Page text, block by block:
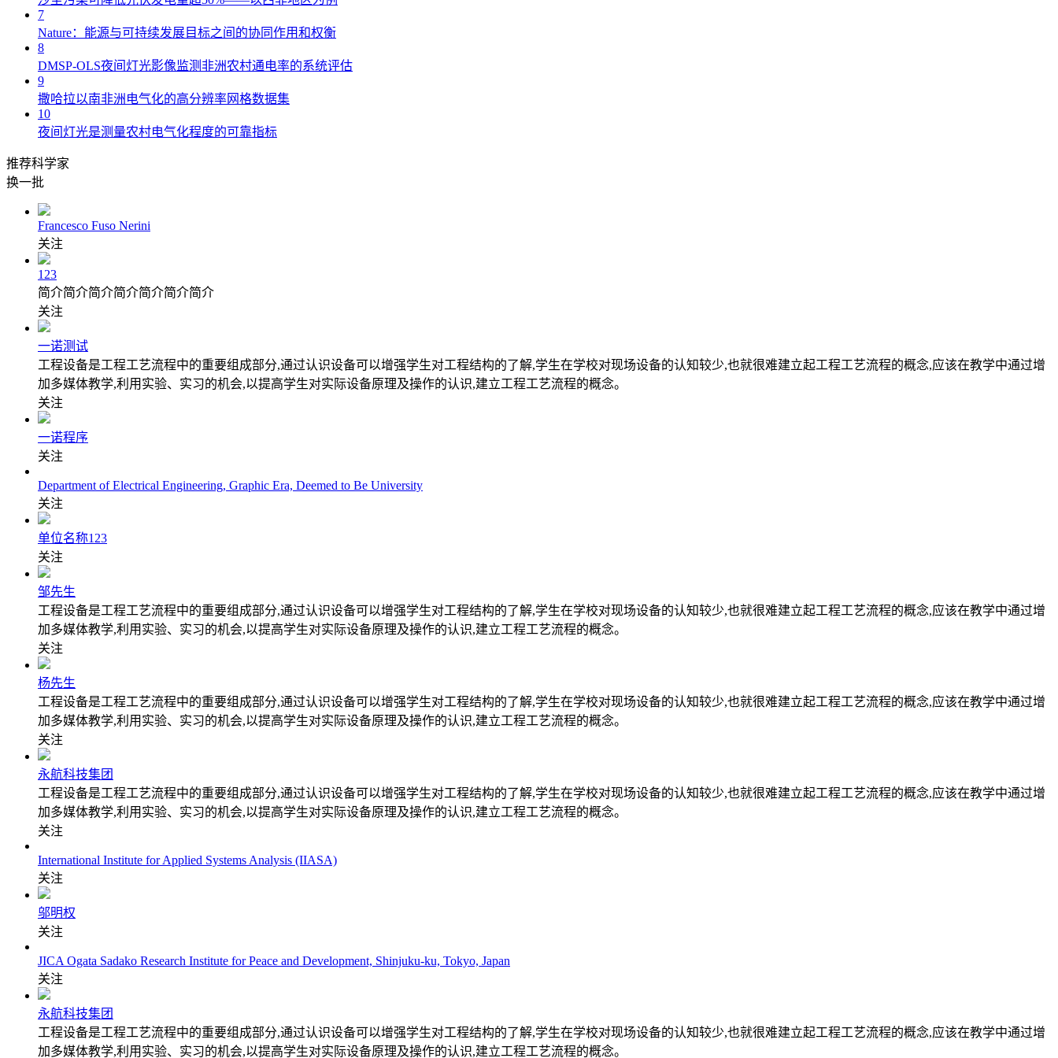
7
Nature：能源与可持续发展目标之间的协同作用和权衡
8
DMSP-OLS夜间灯光影像监测非洲农村通电率的系统评估
9
撒哈拉以南非洲电气化的高分辨率网格数据集
10
夜间灯光是测量农村电气化程度的可靠指标
推荐科学家
换一批
Francesco Fuso Nerini
关注
123
简介简介简介简介简介简介简介
关注
一诺测试
工程设备是工程工艺流程中的重要组成部分,通过认识设备可以增强学生对工程结构的了解,学生在学校对现场设备的认知较少,也就很难建立起工程工艺流程的概念,应该在教学中通过增
加多媒体教学,利用实验、实习的机会,以提高学生对实际设备原理及操作的认识,建立工程工艺流程的概念。
关注
一诺程序
关注
Department of Electrical Engineering, Graphic Era, Deemed to Be University
关注
单位名称123
关注
邹先生
工程设备是工程工艺流程中的重要组成部分,通过认识设备可以增强学生对工程结构的了解,学生在学校对现场设备的认知较少,也就很难建立起工程工艺流程的概念,应该在教学中通过增
加多媒体教学,利用实验、实习的机会,以提高学生对实际设备原理及操作的认识,建立工程工艺流程的概念。
关注
杨先生
工程设备是工程工艺流程中的重要组成部分,通过认识设备可以增强学生对工程结构的了解,学生在学校对现场设备的认知较少,也就很难建立起工程工艺流程的概念,应该在教学中通过增
加多媒体教学,利用实验、实习的机会,以提高学生对实际设备原理及操作的认识,建立工程工艺流程的概念。
关注
永航科技集团
工程设备是工程工艺流程中的重要组成部分,通过认识设备可以增强学生对工程结构的了解,学生在学校对现场设备的认知较少,也就很难建立起工程工艺流程的概念,应该在教学中通过增
加多媒体教学,利用实验、实习的机会,以提高学生对实际设备原理及操作的认识,建立工程工艺流程的概念。
关注
International Institute for Applied Systems Analysis (IIASA)
关注
邬明权
关注
JICA Ogata Sadako Research Institute for Peace and Development, Shinjuku-ku, Tokyo, Japan
关注
永航科技集团
工程设备是工程工艺流程中的重要组成部分,通过认识设备可以增强学生对工程结构的了解,学生在学校对现场设备的认知较少,也就很难建立起工程工艺流程的概念,应该在教学中通过增
加多媒体教学,利用实验、实习的机会,以提高学生对实际设备原理及操作的认识,建立工程工艺流程的概念。